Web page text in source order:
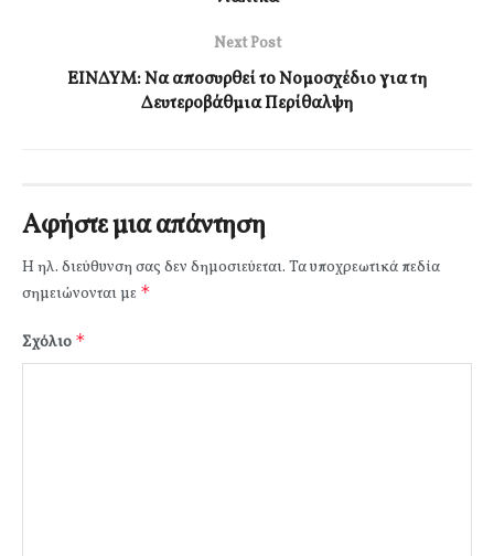
Next Post
ΕΙΝΔΥΜ:Να αποσυρθεί το Νομοσχέδιο για τη
Δευτεροβάθμια Περίθαλψη
Αφήστε μια απάντηση
Η ηλ. διεύθυνση σας δεν δημοσιεύεται. Τα υποχρεωτικά πεδία
σημειώνονται με *
Σχόλιο *